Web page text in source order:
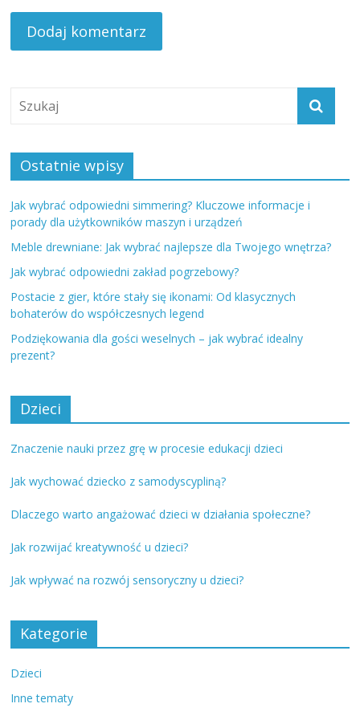
Ostatnie wpisy
Jak wybrać odpowiedni simmering? Kluczowe informacje i
porady dla użytkowników maszyn i urządzeń
Meble drewniane: Jak wybrać najlepsze dla Twojego wnętrza?
Jak wybrać odpowiedni zakład pogrzebowy?
Postacie z gier, które stały się ikonami: Od klasycznych
bohaterów do współczesnych legend
Podziękowania dla gości weselnych – jak wybrać idealny
prezent?
Dzieci
Znaczenie nauki przez grę w procesie edukacji dzieci
Jak wychować dziecko z samodyscypliną?
Dlaczego warto angażować dzieci w działania społeczne?
Jak rozwijać kreatywność u dzieci?
Jak wpływać na rozwój sensoryczny u dzieci?
Kategorie
Dzieci
Inne tematy